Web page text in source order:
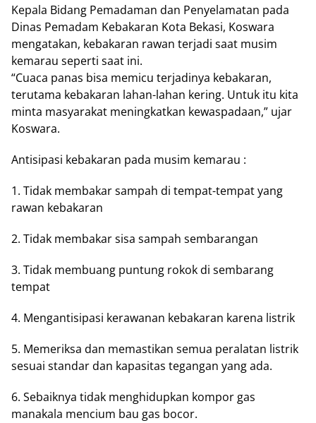
Kepala Bidang Pemadaman dan Penyelamatan pada
Dinas Pemadam Kebakaran Kota Bekasi, Koswara
mengatakan, kebakaran rawan terjadi saat musim
kemarau seperti saat ini.
“Cuaca panas bisa memicu terjadinya kebakaran,
terutama kebakaran lahan-lahan kering. Untuk itu kita
minta masyarakat meningkatkan kewaspadaan,” ujar
Koswara.
Antisipasi kebakaran pada musim kemarau :
1. Tidak membakar sampah di tempat-tempat yang
rawan kebakaran
2. Tidak membakar sisa sampah sembarangan
3. Tidak membuang puntung rokok di sembarang
tempat
4. Mengantisipasi kerawanan kebakaran karena listrik
5. Memeriksa dan memastikan semua peralatan listrik
sesuai standar dan kapasitas tegangan yang ada.
6. Sebaiknya tidak menghidupkan kompor gas
manakala mencium bau gas bocor.